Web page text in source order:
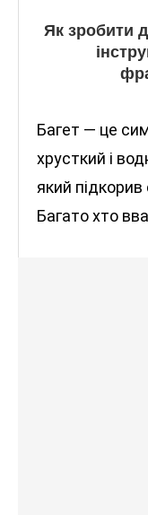
Як зробити
Багет — це
хрусткий і
який підкорив
Багато хто